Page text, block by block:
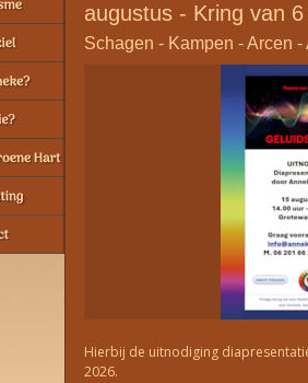
augustus - Kring van
Schagen - Kampen - Arcen
Hierbij de uitnodiging
2026.